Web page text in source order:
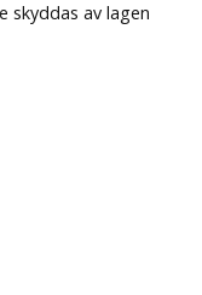
skyddas av lagen